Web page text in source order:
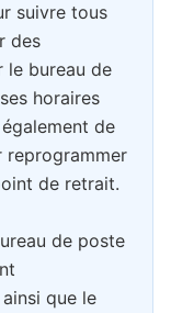
suivre tous
des
le bureau de
horaires
de
reprogrammer
de retrait.
de poste
ainsi que le